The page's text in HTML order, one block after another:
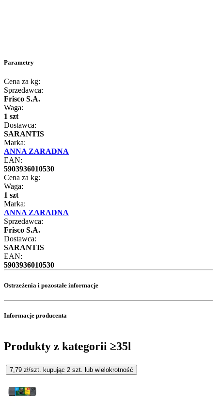
Parametry
Cena za kg:
Sprzedawca:
Frisco S.A.
Waga:
1 szt
Dostawca:
SARANTIS
Marka:
ANNA ZARADNA
EAN:
5903936010530
Cena za kg:
Waga:
1 szt
Marka:
ANNA ZARADNA
Sprzedawca:
Frisco S.A.
Dostawca:
SARANTIS
EAN:
5903936010530
Ostrzeżenia i pozostałe informacje
Informacje producenta
Produkty z kategorii ≥35l
7,79 zł/szt. kupując 2 szt. lub wielokrotność